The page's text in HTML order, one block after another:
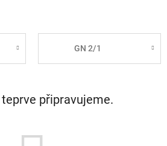
GN 2/1
připravujeme.